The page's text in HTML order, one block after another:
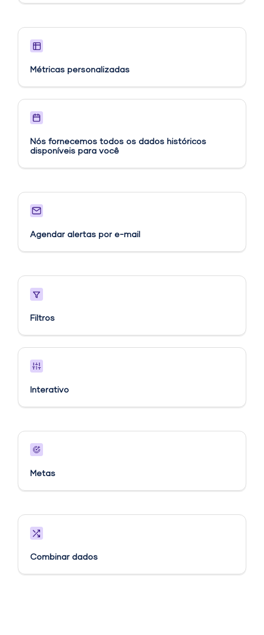
Métricas personalizadas​
Nós fornecemos todos os dados históricos
disponíveis para você
Agendar alertas por e-mail
Filtros
Interativo
Metas​
Combinar dados